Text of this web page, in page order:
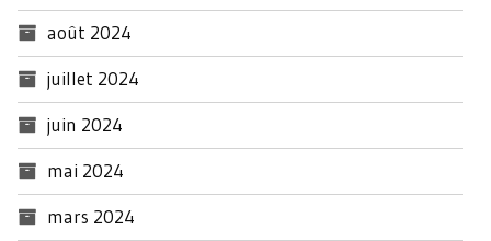
août 2024
juillet 2024
juin 2024
mai 2024
mars 2024